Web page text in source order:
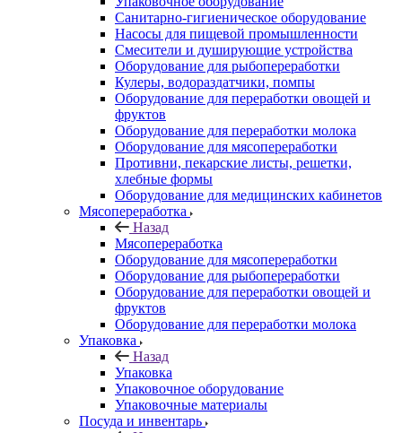
Санитарно-гигиеническое оборудование
Насосы для пищевой промышленности
Смесители и душирующие устройства
Оборудование для рыбопереработки
Кулеры, водораздатчики, помпы
Оборудование для переработки овощей и
фруктов
Оборудование для переработки молока
Оборудование для мясопереработки
Противни, пекарские листы, решетки,
хлебные формы
Оборудование для медицинских кабинетов
Мясопереработка
Назад
Мясопереработка
Оборудование для мясопереработки
Оборудование для рыбопереработки
Оборудование для переработки овощей и
фруктов
Оборудование для переработки молока
Упаковка
Назад
Упаковка
Упаковочное оборудование
Упаковочные материалы
Посуда и инвентарь